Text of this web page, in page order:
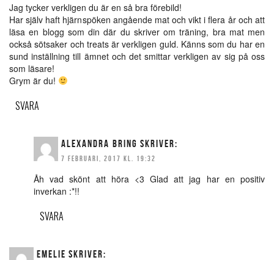
Jag tycker verkligen du är en så bra förebild!
Har själv haft hjärnspöken angående mat och vikt i flera år och att
läsa en blogg som din där du skriver om träning, bra mat men
också sötsaker och treats är verkligen guld. Känns som du har en
sund inställning till ämnet och det smittar verkligen av sig på oss
som läsare!
Grym är du!
SVARA
ALEXANDRA BRING SKRIVER:
7 FEBRUARI, 2017 KL. 19:32
Åh vad skönt att höra <3 Glad att jag har en positiv
inverkan :*!!
SVARA
EMELIE SKRIVER: